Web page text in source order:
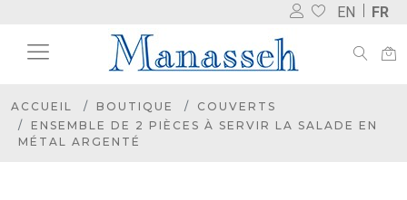
EN FR
ACCUEIL BOUTIQUE
COUVERTS
ENSEMBLE DE 2 PIÈCES À SERVIR LA SALADE EN
MÉTAL ARGENTÉ